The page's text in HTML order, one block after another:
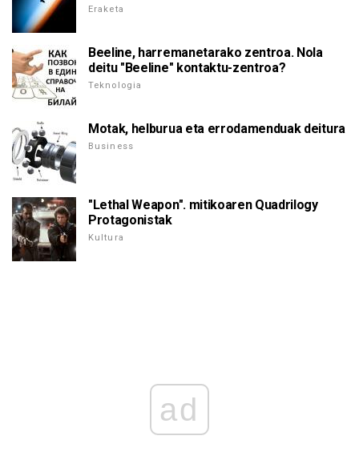
Eraketa
Beeline, harremanetarako zentroa. Nola
deitu "Beeline" kontaktu-zentroa?
Teknologia
Motak, helburua eta errodamenduak deitura
Business
"Lethal Weapon". mitikoaren Quadrilogy
Protagonistak
Kultura
ad